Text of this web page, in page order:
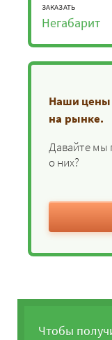
ЗАКАЗАТЬ
Негабарит
Наши цены
на рынке.
Давайте мы
о них?
Чтобы